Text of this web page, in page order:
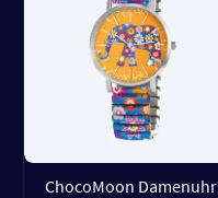
ChocoMoon Damenuhr